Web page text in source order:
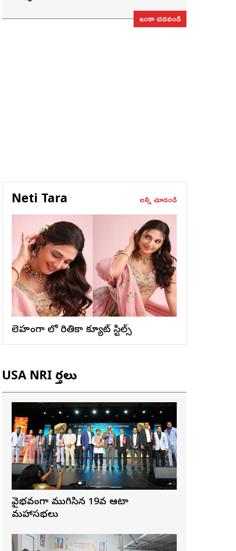
ఇంకా చదవండి
Neti Tara అన్నీ చూడండి
లెహంగా లో రితికా క్యూట్ స్టిల్స్
USA NRI వార్తలు
వైభవంగా ముగిసిన 19వ ఆటా
మహాసభలు